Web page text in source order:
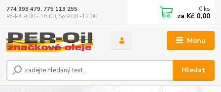
Menu
Hledat
774 993 479, 775 113 255
Po-Pá 9.00 - 16.00, So 9.00 -12.00
0 ks
za Kč 0,00